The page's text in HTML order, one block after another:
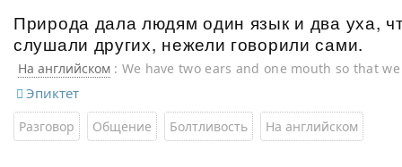
Природа дала людям один язык и два уха,
слушали других, нежели говорили сами.
На английском : We have two ears and one mouth so that
we speak.
Эпиктет
Разговор Общение Болтливость На английском